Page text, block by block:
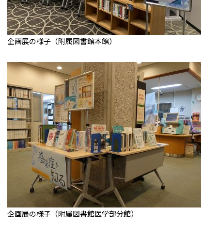
企画展の様子（附属図書館本館）
企画展の様子（附属図書館医学部分館）